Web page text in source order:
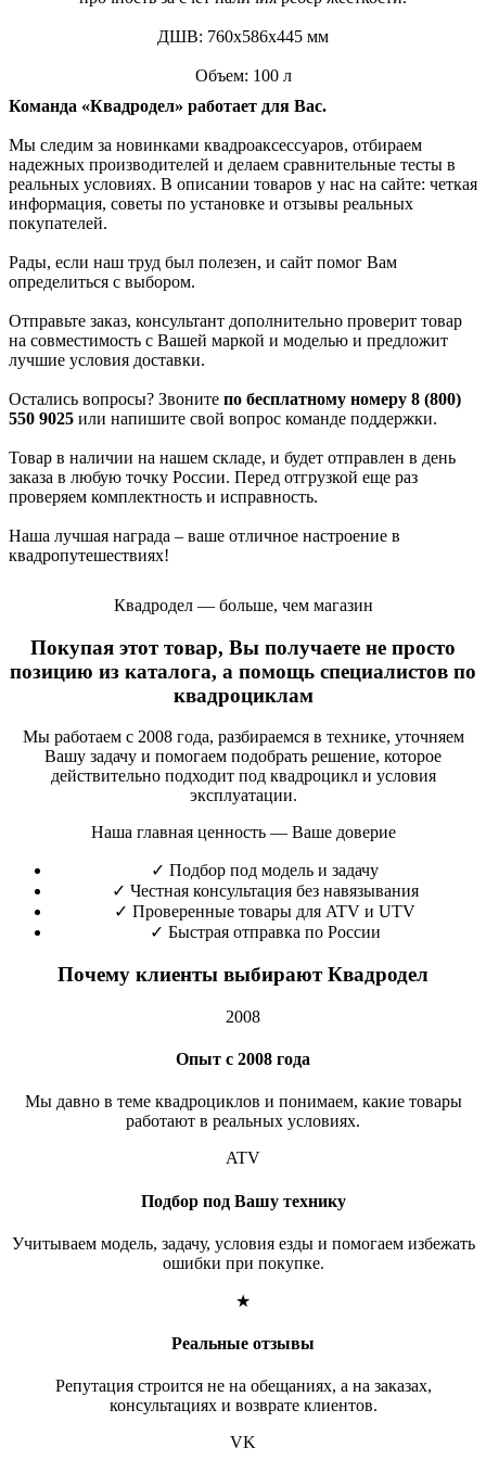
ДШВ: 760x586x445 мм
Объем: 100 л
Команда «Квадродел» работает для Вас.
Мы следим за новинками квадроаксессуаров, отбираем
надежных производителей и делаем сравнительные тесты в
реальных условиях. В описании товаров у нас на сайте: четкая
информация, советы по установке и отзывы реальных
покупателей.
Рады, если наш труд был полезен, и сайт помог Вам
определиться с выбором.
Отправьте заказ, консультант дополнительно проверит товар
на совместимость с Вашей маркой и моделью и предложит
лучшие условия доставки.
Остались вопросы? Звоните по бесплатному номеру 8 (800)
550 9025 или напишите свой вопрос команде поддержки.
Товар в наличии на нашем складе, и будет отправлен в день
заказа в любую точку России. Перед отгрузкой еще раз
проверяем комплектность и исправность.
Наша лучшая награда – ваше отличное настроение в
квадропутешествиях!
Квадродел — больше, чем магазин
Покупая этот товар, Вы получаете не просто
позицию из каталога, а помощь специалистов по
квадроциклам
Мы работаем с 2008 года, разбираемся в технике, уточняем
Вашу задачу и помогаем подобрать решение, которое
действительно подходит под квадроцикл и условия
эксплуатации.
Наша главная ценность — Ваше доверие
✓ Подбор под модель и задачу
✓ Честная консультация без навязывания
✓ Проверенные товары для ATV и UTV
✓ Быстрая отправка по России
Почему клиенты выбирают Квадродел
2008
Опыт с 2008 года
Мы давно в теме квадроциклов и понимаем, какие товары
работают в реальных условиях.
ATV
Подбор под Вашу технику
Учитываем модель, задачу, условия езды и помогаем избежать
ошибки при покупке.
★
Реальные отзывы
Репутация строится не на обещаниях, а на заказах,
консультациях и возврате клиентов.
VK